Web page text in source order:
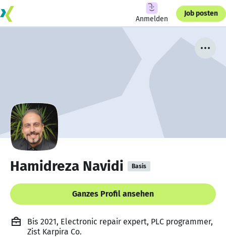
Anmelden
Job posten
Hamidreza Navidi Basis
Ganzes Profil ansehen
Bis 2021, Electronic repair expert, PLC programmer,
Zist Karpira Co.